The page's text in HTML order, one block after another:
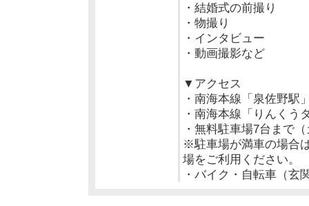
・結婚式の前撮り
・物撮り
・インタビュー
・動画撮影など
▼アクセス
・南海本線「泉佐野駅
・南海本線「りんくう
・無料駐車場7台まで
※駐車場が満車の場合
場をご利用ください。
・バイク・自転車（玄